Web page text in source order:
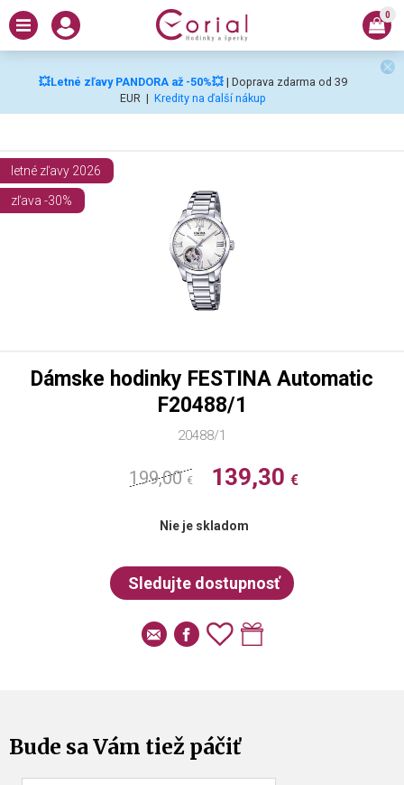
💥Letné zľavy PANDORA až -50%💥 | Doprava zdarma od 39
EUR | Kredity na ďalší nákup
0
letné zľavy 2026
zľava -30%
20488/1
Dámske hodinky FESTINA Automatic
F20488/1
199,00€ 139,30 €
Nie je skladom
Bude sa Vám tiež páčiť